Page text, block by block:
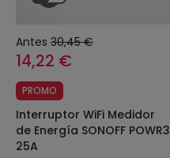
Antes 30,45 €
14,22 €
PROMO
Interruptor WiFi Medidor
de Energía SONOFF POWR3
25A